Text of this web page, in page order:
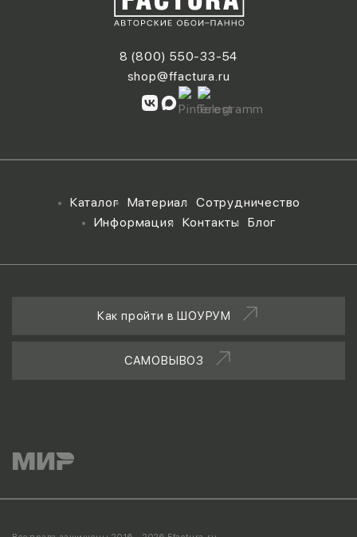
Каталог Материал Сотрудничество
Информация Контакты Блог
8 (800) 550-33-54
shop@ffactura.ru
Как пройти в ШОУРУМ
САМОВЫВОЗ